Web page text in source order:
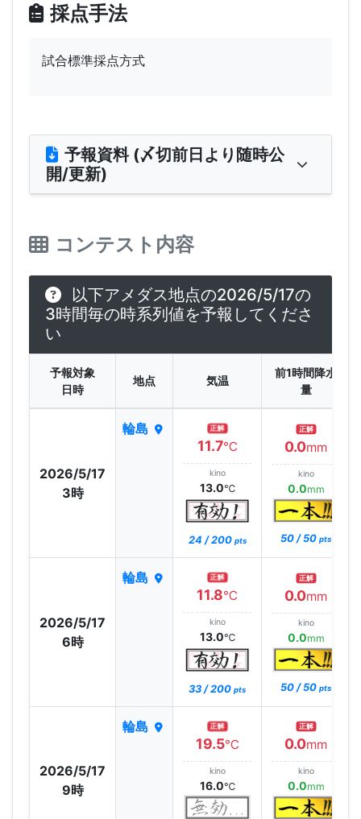
採点手法
試合標準採点方式
予報資料 (〆切前日より随時公
開/更新)
コンテスト内容
以下アメダス地点の2026/5/17の
3時間毎の時系列値を予報してくださ
い
予報対象
日時
地点 気温
前1時間降水
量
2026/5/17
3時
輪島 正解
11.7℃
kino
13.0℃
24 / 200 pts
正解
0.0mm
kino
0.0mm
50 / 50 pts
2026/5/17
6時
輪島 正解
11.8℃
kino
13.0℃
33 / 200 pts
正解
0.0mm
kino
0.0mm
50 / 50 pts
2026/5/17
9時
輪島 正解
19.5℃
kino
16.0℃
正解
0.0mm
kino
0.0mm